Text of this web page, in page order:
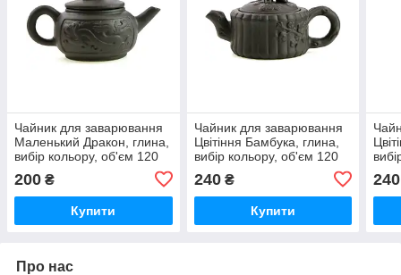
Чайник для заварювання
Маленький Дракон, глина,
вибір кольору, об'єм 120
200 ₴
Купити
Чайник для заварювання
Цвітіння Бамбука, глина,
вибір кольору, об'єм 120
240₴
Купити
240
Про нас